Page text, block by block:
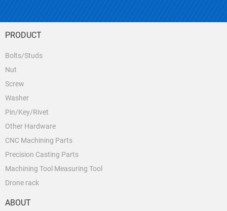
PRODUCT
Bolts/Studs
Nut
Screw
Washer
Pin/Key/Rivet
Other Hardware
CNC Machining Parts
Precision Casting Parts
Machining Tool Measuring Tool
Drone rack
ABOUT